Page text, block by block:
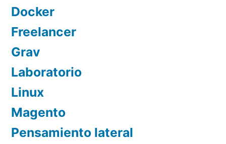
Docker
Freelancer
Grav
Laboratorio
Linux
Magento
Pensamiento lateral